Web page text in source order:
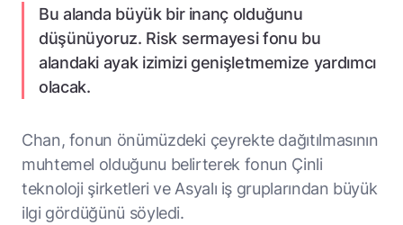
Bu alanda büyük bir inanç olduğunu
düşünüyoruz. Risk sermayesi fonu bu
alandaki ayak izimizi genişletmemize yardımcı
olacak.
Chan, fonun önümüzdeki çeyrekte dağıtılmasının
muhtemel olduğunu belirterek fonun Çinli
teknoloji şirketleri ve Asyalı iş gruplarından büyük
ilgi gördüğünü söyledi.